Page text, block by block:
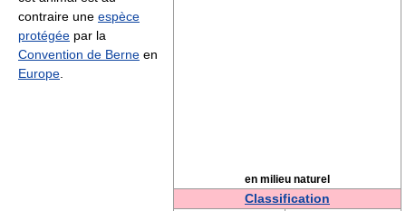
en milieu naturel
Classification
contraire une espèce
protégée par la
Convention de Berne en
Europe